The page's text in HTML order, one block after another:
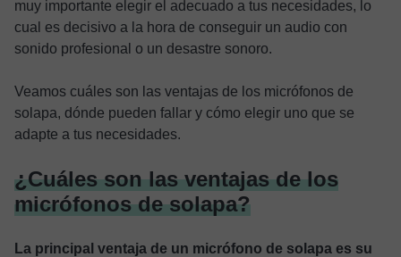
muy importante elegir el adecuado a tus necesidades, lo
cual es decisivo a la hora de conseguir un audio con
sonido profesional o un desastre sonoro.
Veamos cuáles son las ventajas de los micrófonos de
solapa, dónde pueden fallar y cómo elegir uno que se
adapte a tus necesidades.
¿Cuáles son las ventajas de los
micrófonos de solapa?
La principal ventaja de un micrófono de solapa es su